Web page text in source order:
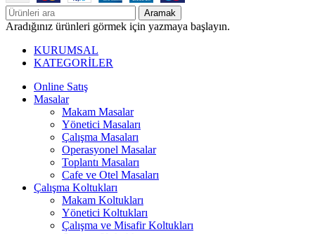
Aramak
Aradığınız ürünleri görmek için yazmaya başlayın.
KURUMSAL
KATEGORİLER
Online Satış
Masalar
Makam Masalar
Yönetici Masaları
Çalışma Masaları
Operasyonel Masalar
Toplantı Masaları
Cafe ve Otel Masaları
Çalışma Koltukları
Makam Koltukları
Yönetici Koltukları
Çalışma ve Misafir Koltukları